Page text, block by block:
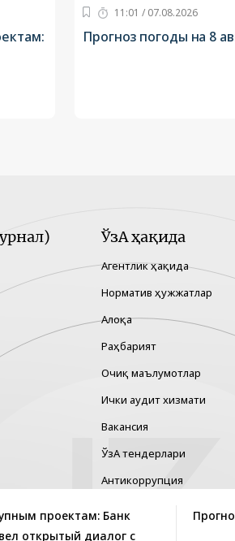
11:01 / 07.08.2026
Прогноз погоды на 8
проектам: Банк
открытый диалог с
ЎзА ҳақида
Агентлик ҳақида
Норматив ҳужжатлар
Алоқа
Раҳбарият
Очиқ маълумотлар
Ички аудит хизмати
Вакансия
ЎзА тендерлари
Антикоррупция
Гендер тенглик
Хавфларни бошқариш